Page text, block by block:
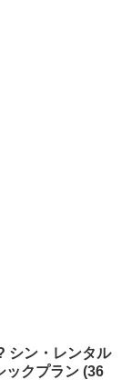
シン・レンタル
ックプラン (36